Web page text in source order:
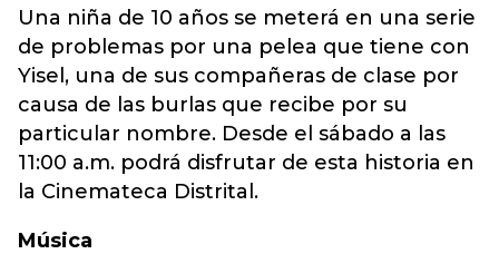
Una niña de 10 años se meterá en una serie
de problemas por una pelea que tiene con
Yisel, una de sus compañeras de clase por
causa de las burlas que recibe por su
particular nombre. Desde el sábado a las
11:00 a.m. podrá disfrutar de esta historia en
la Cinemateca Distrital.
Música